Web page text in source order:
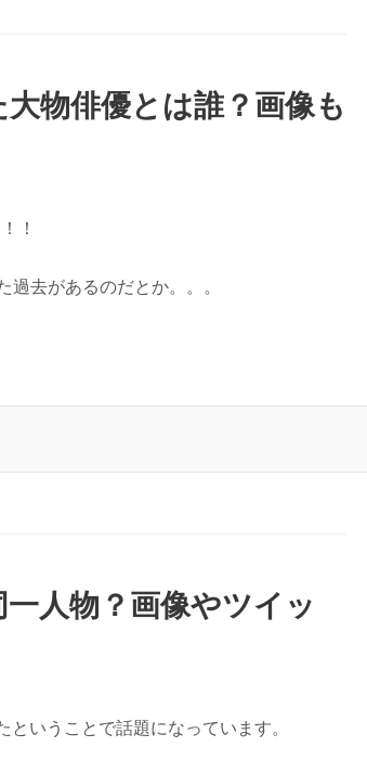
物俳優とは誰？画像も
！
去があるのだとか。。。
人物？画像やツイッ
ということで話題になっています。